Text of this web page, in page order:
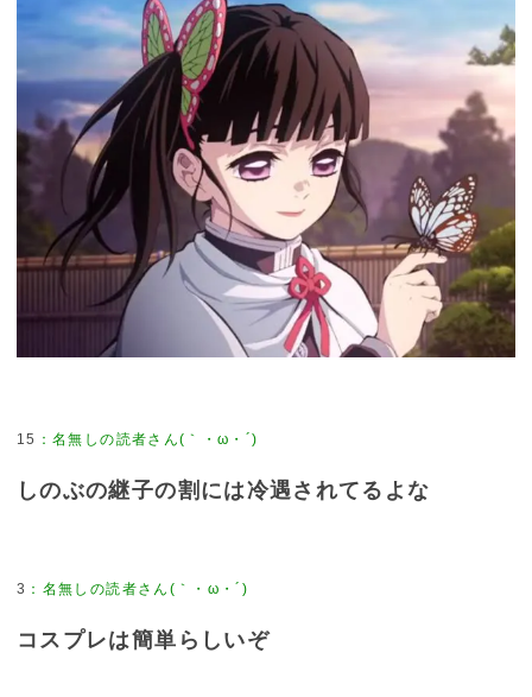
15
しのぶの継子の割には冷遇されてるよな
3
コスプレは簡単らしいぞ